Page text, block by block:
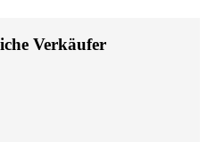
Verkäufer